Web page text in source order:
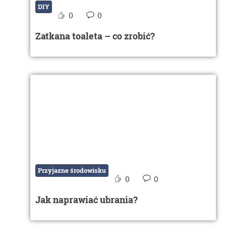
DIY
0 0
Zatkana toaleta – co zrobić?
Przyjazne środowisku
0 0
Jak naprawiać ubrania?